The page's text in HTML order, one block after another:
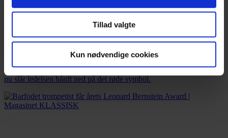
Tillad valgte
Kun nødvendige cookies
Orkesterledelse forbyder røde nelliker
Over 2.000 nelliker er uddelt i solidaritet med chefdirigenten, men
nu slår ledelsen hårdt ned på det røde symbol.